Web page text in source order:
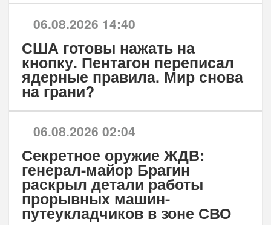
06.08.2026 14:40
США готовы нажать на
кнопку. Пентагон переписал
ядерные правила. Мир снова
на грани?
06.08.2026 02:04
Секретное оружие ЖДВ:
генерал-майор Брагин
раскрыл детали работы
прорывных машин-
путеукладчиков в зоне СВО